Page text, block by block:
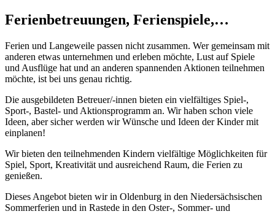
Ferienbetreuungen, Ferienspiele,…
Ferien und Langeweile passen nicht zusammen. Wer gemeinsam mit
anderen etwas unternehmen und erleben möchte, Lust auf Spiele
und Ausflüge hat und an anderen spannenden Aktionen teilnehmen
möchte, ist bei uns genau richtig.
Die ausgebildeten Betreuer/-innen bieten ein vielfältiges Spiel-,
Sport-, Bastel- und Aktionsprogramm an. Wir haben schon viele
Ideen, aber sicher werden wir Wünsche und Ideen der Kinder mit
einplanen!
Wir bieten den teilnehmenden Kindern vielfältige Möglichkeiten für
Spiel, Sport, Kreativität und ausreichend Raum, die Ferien zu
genießen.
Dieses Angebot bieten wir in Oldenburg in den Niedersächsischen
Sommerferien und in Rastede in den Oster-, Sommer- und